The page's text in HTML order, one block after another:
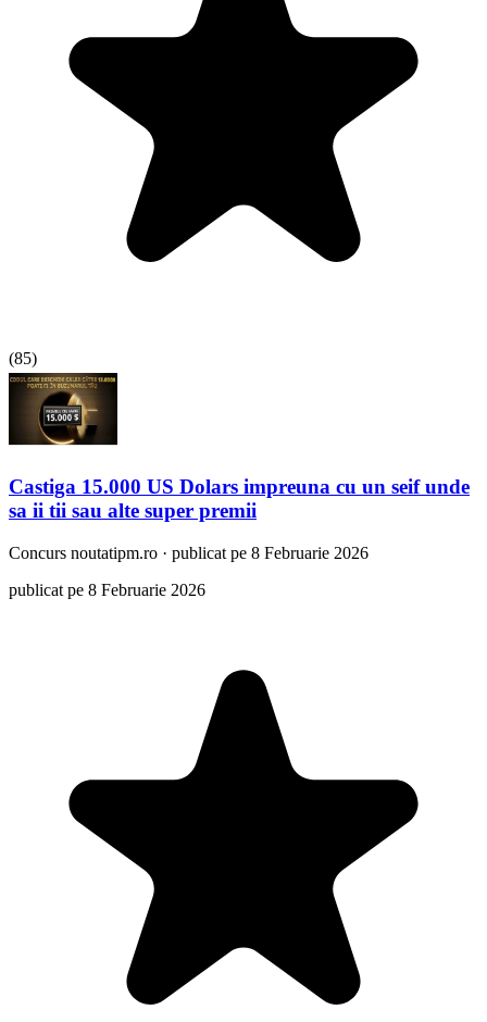
(85)
Castiga 15.000 US Dolars impreuna cu un seif unde
sa ii tii sau alte super premii
Concurs noutatipm.ro · publicat pe 8 Februarie 2026
publicat pe 8 Februarie 2026